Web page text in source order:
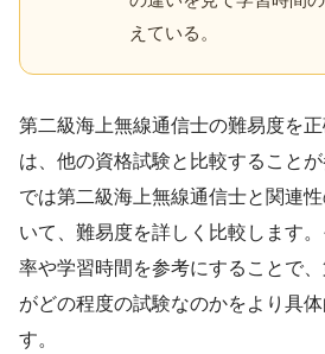
えている。
第二級海上無線通信士の難易度を
は、他の資格試験と比較すること
では第二級海上無線通信士と関連
いて、難易度を詳しく比較します
率や学習時間を参考にすることで
がどの程度の試験なのかをより具
す。